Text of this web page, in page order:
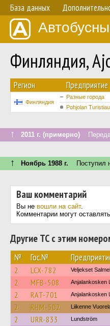
База данных
Финляндия,
Регион Предприятие
Финляндия
Разные города
Pohjolan
↑ 2011 г. (примерно)
↑ Ноябрь 1988 г. Поступил
Ваш комментарий
Вы не вошли на сайт.
Комментарии могут
Другие ТС с этим
№ Гос.№
2 LCX-782 Veljekset
2 MFB-508 Anjalankosken
2 RAT-701 Anjalankosken
2 RHM-502 Liikenne
2 URR-833 Lundström